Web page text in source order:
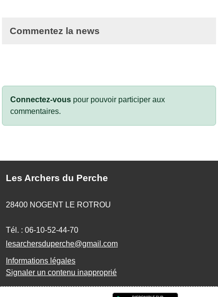
Commentez la news
Connectez-vous pour pouvoir participer aux
commentaires.
Les Archers du Perche
28400 NOGENT LE ROTROU
Tél. : 06-10-52-44-70
lesarchersduperche@gmail.com
Informations légales
Signaler un contenu inapproprié